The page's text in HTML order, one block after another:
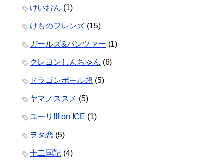
けいおん (1)
けものフレンズ (15)
ガールズ&パンツァー (1)
クレヨンしんちゃん (6)
ドラゴンボール超 (5)
ヤマノススメ (5)
ユーリ!!! on ICE (1)
ヲタ恋 (5)
十二国記 (4)